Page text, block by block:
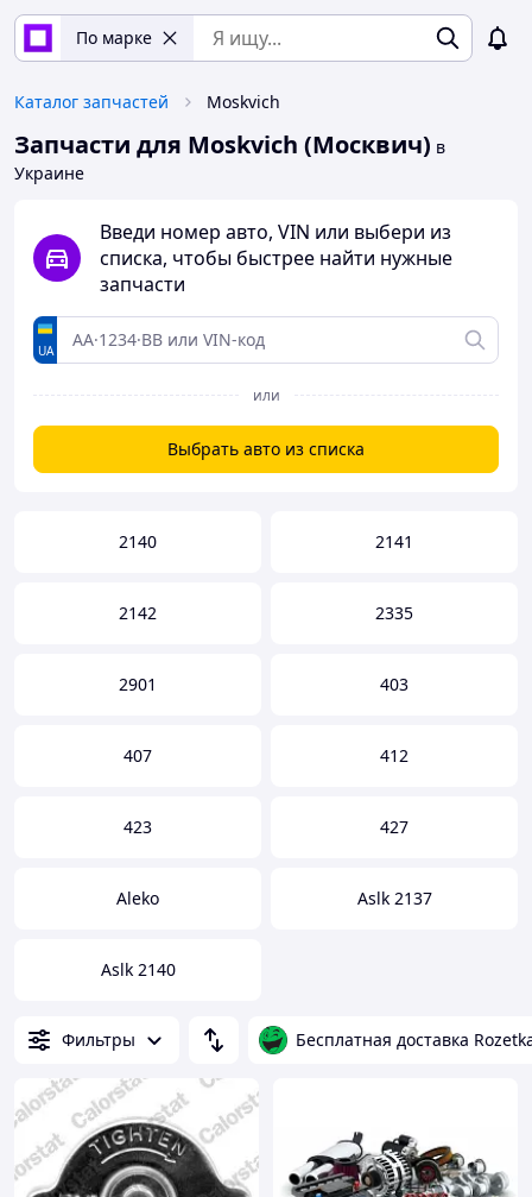
По марке
Каталог запчастей Moskvich
Запчасти для Moskvich (Москвич) в
Украине
Введи номер авто, VIN или выбери из
списка, чтобы быстрее найти нужные
запчасти
UA
или
Выбрать авто из списка
2140 2141
2142 2335
2901 403
407 412
423 427
Aleko Aslk 2137
Aslk 2140
Фильтры Бесплатная доставка